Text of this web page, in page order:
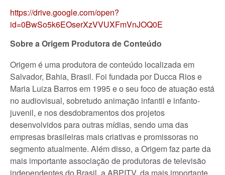
https://drive.google.com/open?
id=0BwSo5k6EOserXzVVUXFmVnJOQ0E
Sobre a Origem Produtora de Conteúdo
Origem é uma produtora de conteúdo localizada em
Salvador, Bahia, Brasil. Foi fundada por Ducca Rios e
Maria Luiza Barros em 1995 e o seu foco de atuação está
no audiovisual, sobretudo animação infantil e infanto-
juvenil, e nos desdobramentos dos projetos
desenvolvidos para outras mídias, sendo uma das
empresas brasileiras mais criativas e promissoras no
segmento atualmente. Além disso, a Origem faz parte da
mais importante associação de produtoras de televisão